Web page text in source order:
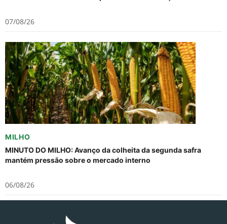
07/08/26
MILHO
MINUTO DO MILHO: Avanço da colheita da segunda safra
mantém pressão sobre o mercado interno
06/08/26